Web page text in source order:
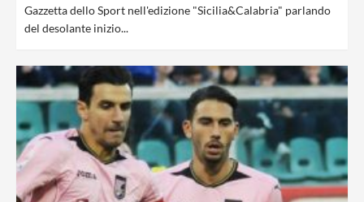
Gazzetta dello Sport nell'edizione "Sicilia&Calabria" parlando
del desolante inizio...